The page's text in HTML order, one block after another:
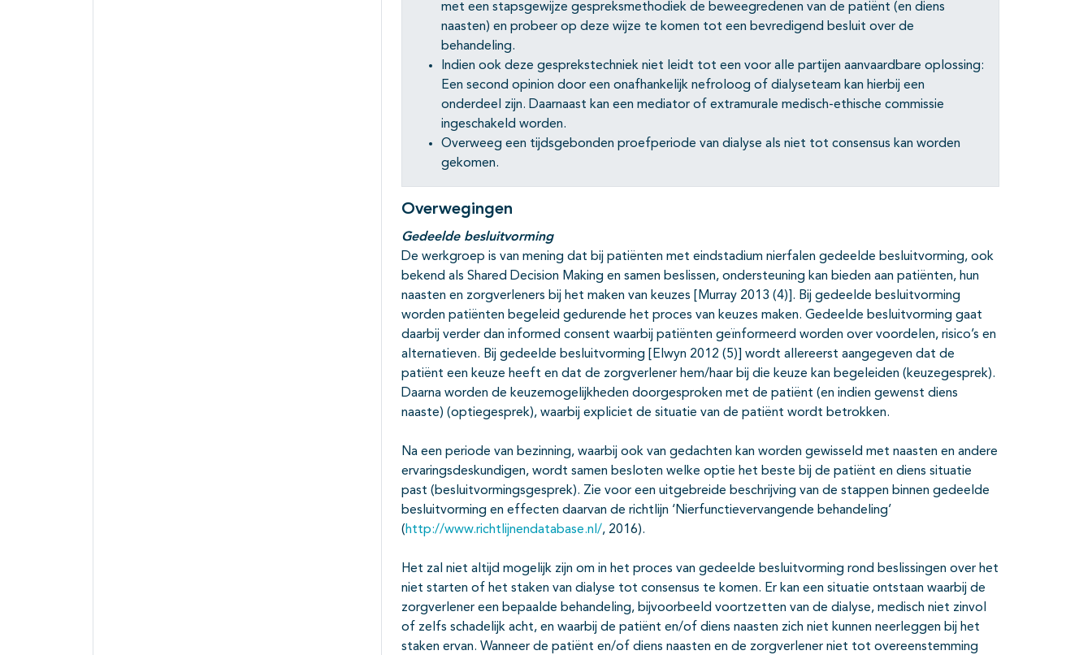
met een stapsgewijze gespreksmethodiek de beweegredenen van de patiënt (en diens
naasten) en probeer op deze wijze te komen tot een bevredigend besluit over de
behandeling.
Indien ook deze gesprekstechniek niet leidt tot een voor alle partijen aanvaardbare oplossing:
Een second opinion door een onafhankelijk nefroloog of dialyseteam kan hierbij een
onderdeel zijn. Daarnaast kan een mediator of extramurale medisch-ethische commissie
ingeschakeld worden.
Overweeg een tijdsgebonden proefperiode van dialyse als niet tot consensus kan worden
gekomen.
Overwegingen
Gedeelde besluitvorming
De werkgroep is van mening dat bij patiënten met eindstadium nierfalen gedeelde besluitvorming, ook
bekend als Shared Decision Making en samen beslissen, ondersteuning kan bieden aan patiënten, hun
naasten en zorgverleners bij het maken van keuzes [Murray 2013 (4)]. Bij gedeelde besluitvorming
worden patiënten begeleid gedurende het proces van keuzes maken. Gedeelde besluitvorming gaat
daarbij verder dan informed consent waarbij patiënten geïnformeerd worden over voordelen, risico’s en
alternatieven. Bij gedeelde besluitvorming [Elwyn 2012 (5)] wordt allereerst aangegeven dat de
patiënt een keuze heeft en dat de zorgverlener hem/haar bij die keuze kan begeleiden (keuzegesprek).
Daarna worden de keuzemogelijkheden doorgesproken met de patiënt (en indien gewenst diens
naaste) (optiegesprek), waarbij expliciet de situatie van de patiënt wordt betrokken.
Na een periode van bezinning, waarbij ook van gedachten kan worden gewisseld met naasten en andere
ervaringsdeskundigen, wordt samen besloten welke optie het beste bij de patiënt en diens situatie
past (besluitvormingsgesprek). Zie voor een uitgebreide beschrijving van de stappen binnen gedeelde
besluitvorming en effecten daarvan de richtlijn ‘Nierfunctievervangende behandeling’
(http://www.richtlijnendatabase.nl/, 2016).
Het zal niet altijd mogelijk zijn om in het proces van gedeelde besluitvorming rond beslissingen over het
niet starten of het staken van dialyse tot consensus te komen. Er kan een situatie ontstaan waarbij de
zorgverlener een bepaalde behandeling, bijvoorbeeld voortzetten van de dialyse, medisch niet zinvol
of zelfs schadelijk acht, en waarbij de patiënt en/of diens naasten zich niet kunnen neerleggen bij het
staken ervan. Wanneer de patiënt en/of diens naasten en de zorgverlener niet tot overeenstemming